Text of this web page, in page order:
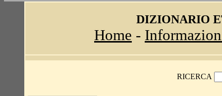
DIZIONARIO
Home -
RICERCA